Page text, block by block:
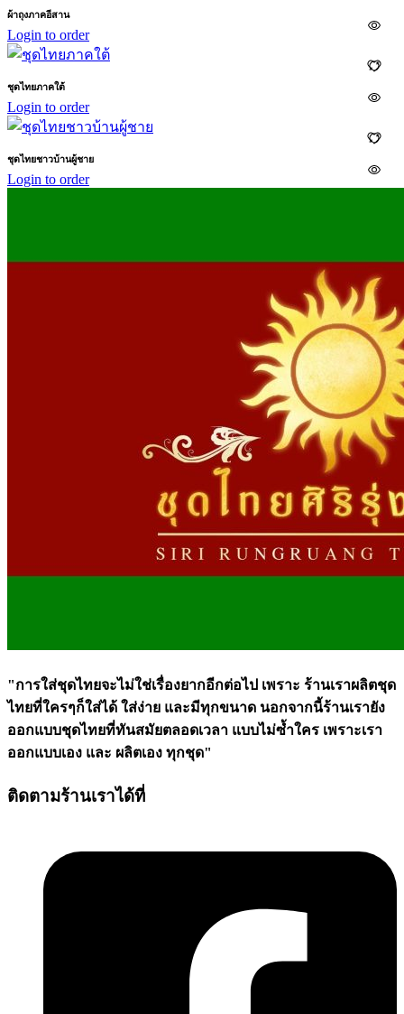
ผ้าถุงภาคอีสาน
Login to order
ชุดไทยภาคใต้
Login to order
ชุดไทยชาวบ้านผู้ชาย
Login to order
"การใส่ชุดไทยจะไม่ใช่เรื่องยากอีกต่อไป เพราะ ร้านเราผลิตชุด
ไทยที่ใครๆก็ใส่ได้ ใส่ง่าย และมีทุกขนาด นอกจากนี้ร้านเรายัง
ออกแบบชุดไทยที่ทันสมัยตลอดเวลา แบบไม่ซ้ำใคร เพราะเรา
ออกแบบเอง และ ผลิตเอง ทุกชุด"
ติดตามร้านเราได้ที่